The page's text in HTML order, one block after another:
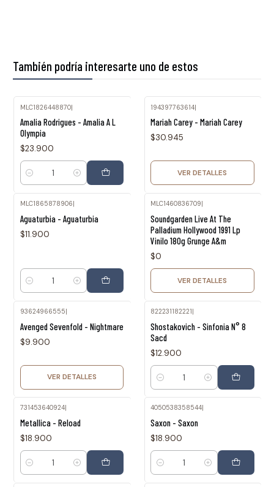
También podría interesarte uno de estos
MLC1826448870|
Amalia Rodrigues - Amalia A L
Olympia
$23.900
Cantidad
194397763614|
Mariah Carey - Mariah Carey
$30.945
VER DETALLES
MLC1865878906
Aguaturbia - Aguaturbia
$11.900
Cantidad
MLC1460836709
Soundgarden Live At The
Palladium Hollywood 1991 Lp
Vinilo 180g Grunge A&m
$0
VER DETALLES
93624966555|
Avenged Sevenfold - Nightmare
$9.900
VER DETALLES
822231182221|
Shostakovich - Sinfonia N° 8
Sacd
$12.900
Cantidad
731453640924|
Metallica - Reload
$18.900
Cantidad
4050538358544
Saxon - Saxon
$18.900
Cantidad